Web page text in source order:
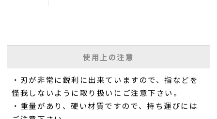
使用上の注意
・刃が非常に鋭利に出来ていますので、指などを
怪我しないように取り扱いにご注意下さい。
・重量があり、硬い材質ですので、持ち運びには